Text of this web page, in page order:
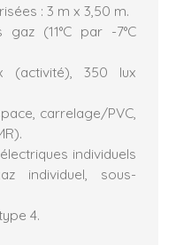
: 3 m x 3,50 m.
(11°C par -7°C
(activité), 350 lux
carrelage/PVC,
individuels
individuel, sous-
4.